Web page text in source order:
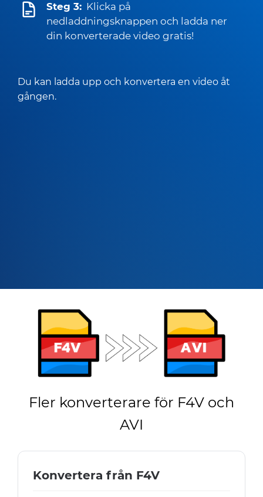
Steg 3: Klicka på
nedladdningsknappen och ladda ner
din konverterade video gratis!
Du kan ladda upp och konvertera en video åt
gången.
Fler konverterare för F4V och
AVI
Konvertera från F4V